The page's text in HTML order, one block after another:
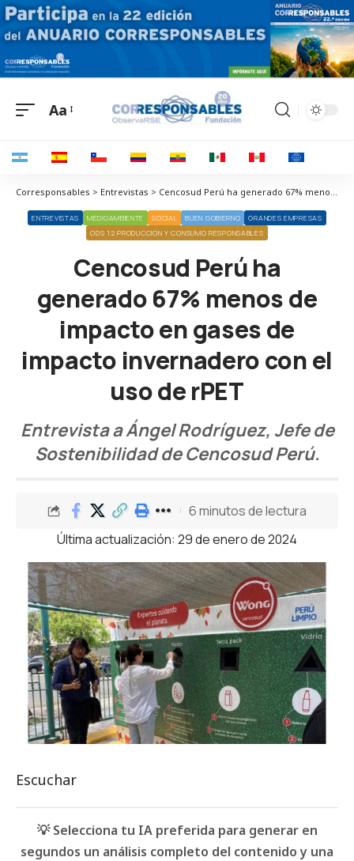
Aa
Corresponsables > Entrevistas > Cencosud Perú ha generado 67% menos de impacto en gases de impacto invernadero con el uso de rPET
ENTREVISTAS MEDIOAMBIENTE SOCIAL BUEN GOBIERNO
GRANDES EMPRESAS
ODS 12 PRODUCCIÓN Y CONSUMO RESPONSABLES
Cencosud Perú ha
generado 67% menos de
impacto en gases de
impacto invernadero con el
uso de rPET
Entrevista a Ángel Rodríguez, Jefe de
Sostenibilidad de Cencosud Perú.
Última actualización: 29 de enero de 2024
6 minutos de lectura
Escuchar
💡 Selecciona tu IA preferida para generar en
segundos un análisis completo del contenido y una